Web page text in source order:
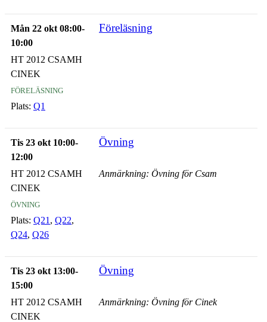
Mån 22 okt 08:00-
10:00
Föreläsning
HT 2012 CSAMH
CINEK
föreläsning
Plats: Q1
Tis 23 okt 10:00-
12:00
Övning
HT 2012 CSAMH
CINEK
övning
Plats: Q21 , Q22,
Q24, Q26
Anmärkning: Övning för Csam
Tis 23 okt 13:00-
15:00
Övning
HT 2012 CSAMH
CINEK
Anmärkning: Övning för Cinek